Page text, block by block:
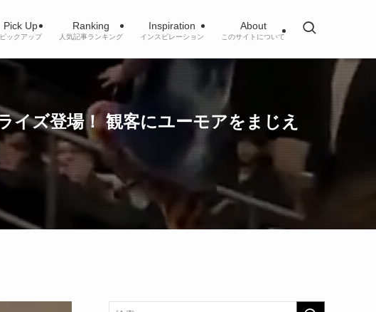
Pick Up
ピックアップ
Ranking
人気記事ランキング
Inspiration
インスピレーション
About
このサイトについて
イズ登場！ 観客にユーモアをまじえ